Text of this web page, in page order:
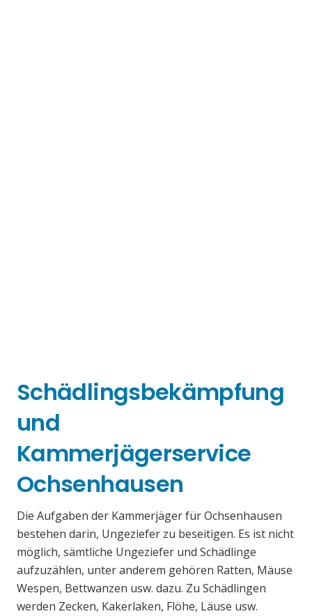
Schädlingsbekämpfung
und
Kammerjägerservice
Ochsenhausen
Die Aufgaben der Kammerjäger für Ochsenhausen
bestehen darin, Ungeziefer zu beseitigen. Es ist nicht
möglich, sämtliche Ungeziefer und Schädlinge
aufzuzählen, unter anderem gehören Ratten, Mäuse
Wespen, Bettwanzen usw. dazu. Zu Schädlingen
werden Zecken, Kakerlaken, Flöhe, Läuse usw.